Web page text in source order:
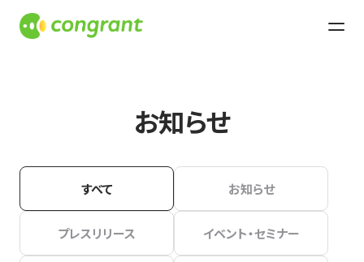
お知らせ
すべて お知らせ
プレスリリース イベント・セミナー